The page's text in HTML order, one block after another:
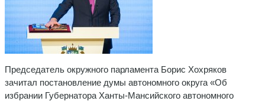
Председатель окружного парламента Борис Хохряков
зачитал постановление думы автономного округа «Об
избрании Губернатора Ханты-Мансийского автономного